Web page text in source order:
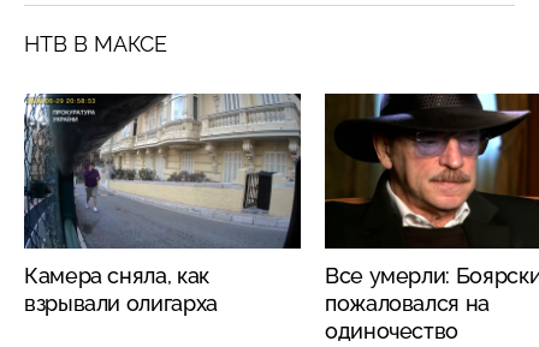
НТВ В МАКСЕ
Камера сняла, как
взрывали олигарха
Все умерли:
пожаловался на
одиночество